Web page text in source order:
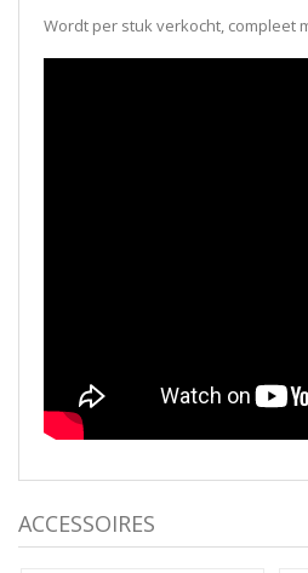
Wordt per stuk verkocht, compleet
ACCESSOIRES